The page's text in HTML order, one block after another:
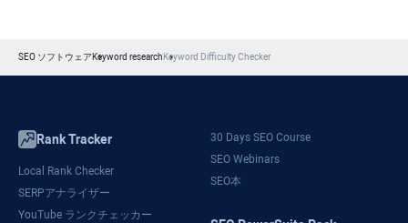
SEO ソフトウェアKeyword researchKeyword Difficulty Checker
Rank Tracker
Local Rank Checker
SERPアナライザー
YouTube ランクチェッカー
30 Days SEO Course
SEO Webinars
SEO本